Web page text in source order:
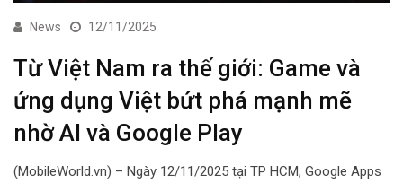
News 12/11/2025
Từ Việt Nam ra thế giới: Game và
ứng dụng Việt bứt phá mạnh mẽ
nhờ AI và Google Play
(MobileWorld.vn) – Ngày 12/11/2025 tại TP HCM, Google Apps